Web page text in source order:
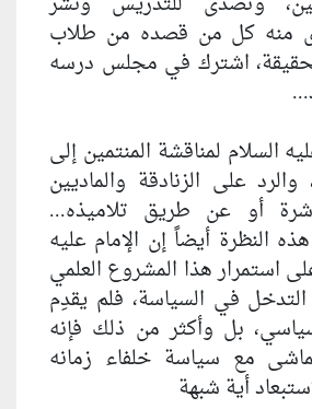
منه كل من قصده من طلاب
اشترك في مجلس درسه
السلام لمناقشة المنتمين إلى
والرد على الزنادقة والماديين
أو عن طريق تلاميذه...
النظرة أيضاً إن الإمام عليه
استمرار هذا المشروع العلمي
في السياسة، فلم يقدِم
بل وأكثر من ذلك فإنه
مع سياسة خلفاء زمانه
أية شبهة